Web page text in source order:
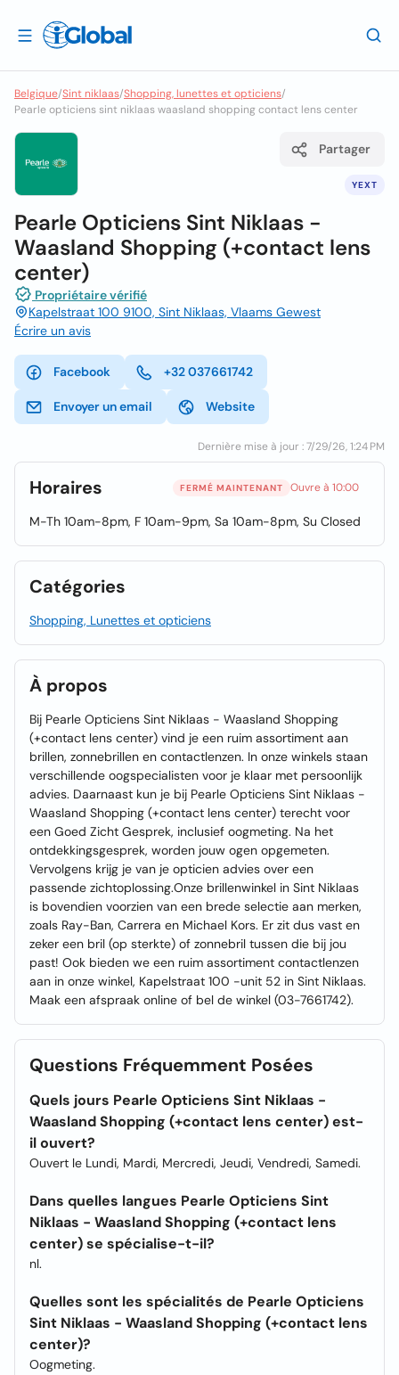
Belgique/Sint niklaas/Shopping, lunettes et opticiens/
Pearle opticiens sint niklaas waasland shopping contact lens center
YEXT
Partager
Pearle Opticiens Sint Niklaas -
Waasland Shopping (+contact lens
center)
Propriétaire vérifié
Kapelstraat 100 9100, Sint Niklaas, Vlaams Gewest
Écrire un avis
Facebook +32 037661742
Envoyer un email Website
Dernière mise à jour : 7/29/26, 1:24 PM
Horaires FERMÉ MAINTENANT Ouvre à 10:00
M-Th 10am-8pm, F 10am-9pm, Sa 10am-8pm, Su Closed
Catégories
Shopping, Lunettes et opticiens
À propos
Bij Pearle Opticiens Sint Niklaas - Waasland Shopping
(+contact lens center) vind je een ruim assortiment aan
brillen, zonnebrillen en contactlenzen. In onze winkels staan
verschillende oogspecialisten voor je klaar met persoonlijk
advies. Daarnaast kun je bij Pearle Opticiens Sint Niklaas -
Waasland Shopping (+contact lens center) terecht voor
een Goed Zicht Gesprek, inclusief oogmeting. Na het
ontdekkingsgesprek, worden jouw ogen opgemeten.
Vervolgens krijg je van je opticien advies over een
passende zichtoplossing.Onze brillenwinkel in Sint Niklaas
is bovendien voorzien van een brede selectie aan merken,
zoals Ray-Ban, Carrera en Michael Kors. Er zit dus vast en
zeker een bril (op sterkte) of zonnebril tussen die bij jou
past! Ook bieden we een ruim assortiment contactlenzen
aan in onze winkel, Kapelstraat 100 -unit 52 in Sint Niklaas.
Maak een afspraak online of bel de winkel (03-7661742).
Questions Fréquemment Posées
Quels jours Pearle Opticiens Sint Niklaas -
Waasland Shopping (+contact lens center) est-
il ouvert?
Ouvert le Lundi, Mardi, Mercredi, Jeudi, Vendredi, Samedi.
Dans quelles langues Pearle Opticiens Sint
Niklaas - Waasland Shopping (+contact lens
center) se spécialise-t-il?
nl.
Quelles sont les spécialités de Pearle Opticiens
Sint Niklaas - Waasland Shopping (+contact lens
center)?
Oogmeting.